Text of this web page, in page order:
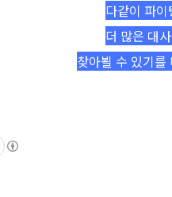
다같이 파이
더 많은 대
찾아뵐 수 있기